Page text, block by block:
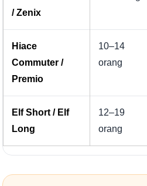
/ Zenix
Hiace
Commuter /
Premio
10–14
orang
Elf Short / Elf
Long
12–19
orang